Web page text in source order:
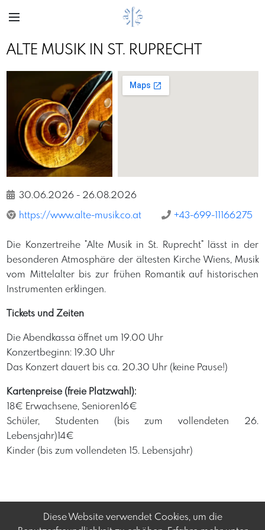
ALTE MUSIK IN ST. RUPRECHT
Previous Next
30.06.2026 - 26.08.2026
https://www.alte-musik.co.at
+43-699-11166275
Die Konzertreihe "Alte Musik in St. Ruprecht" lässt in der
besonderen Atmosphäre der ältesten Kirche Wiens, Musik
vom Mittelalter bis zur frühen Romantik auf historischen
Instrumenten erklingen.
Tickets und Zeiten
Die Abendkassa öffnet um 19.00 Uhr
Konzertbeginn: 19.30 Uhr
Das Konzert dauert bis ca. 20.30 Uhr (keine Pause!)
Kartenpreise (freie Platzwahl):
18€ Erwachsene, Senioren16€
Schüler, Studenten (bis zum vollendeten 26.
Lebensjahr)14€
Kinder (bis zum vollendeten 15. Lebensjahr)
Diese Website verwendet Cookies, um die